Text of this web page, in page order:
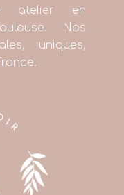
atelier en
Nos
uniques,